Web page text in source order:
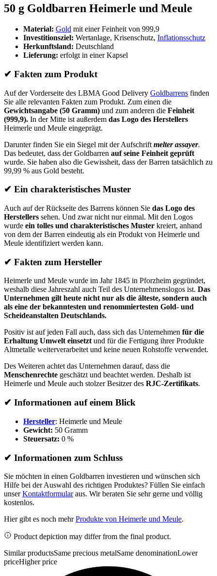
50 g Goldbarren Heimerle und Meule
Material: Gold mit einer Feinheit von 999,9
Investitionsziel: Wertanlage, Krisenschutz, Inflationsschutz
Herkunftsland: Deutschland
Lieferung: erfolgt in einer Kapsel
✔ Fakten zum Produkt
Auf der Vorderseite des LBMA Good Delivery Goldbarrens finden
Sie alle relevanten Fakten zum Produkt. Zum einen die
Gewichtsangabe (50 Gramm) und zum anderen die Feinheit
(999,9). In der Mitte ist außerdem das Logo des Herstellers
Heimerle und Meule eingeprägt.
Darunter finden Sie ein Siegel mit der Aufschrift melter assayer.
Das bedeutet, dass der Goldbarren auf seine Feinheit geprüft
wurde. Sie haben also die Gewissheit, dass der Barren tatsächlich zu
99,99 % aus Gold besteht.
✔ Ein charakteristisches Muster
Auch auf der Rückseite des Barrens können Sie das Logo des
Herstellers sehen. Und zwar nicht nur einmal. Mit den Logos
wurde ein tolles und charakteristisches Muster kreiert, anhand
von dem der Barren eindeutig als ein Produkt von Heimerle und
Meule identifiziert werden kann.
✔ Fakten zum Hersteller
Heimerle und Meule wurde im Jahr 1845 in Pforzheim gegründet,
weshalb diese Jahreszahl auch Teil des Unternehmenslogos ist. Das
Unternehmen gilt heute nicht nur als die älteste, sondern auch
als eine der bekanntesten und renommiertesten Gold- und
Scheideanstalten Deutschlands.
Positiv ist auf jeden Fall auch, dass sich das Unternehmen für die
Erhaltung Umwelt einsetztund für die Fertigung ihrer Produkte
Altmetalle weiterverarbeitet und keine neuen Rohstoffe verwendet.
Des Weiteren achtet das Unternehmen darauf, dass die
Menschenrechte geschätzt und beachtet werden. Deshalb ist
Heimerle und Meule auch stolzer Besitzer des RJC-Zertifikats.
✔ Informationen auf einem Blick
Hersteller: Heimerle und Meule
Gewicht: 50 Gramm
Steuersatz: 0 %
✔ Informationen zum Schluss
Sie möchten in einen Goldbarren investieren und wünschen sich
Hilfe bei der Auswahl des richtigen Produktes? Füllen Sie einfach
unserKontaktformularaus. Wir beraten Sie sehr gerne und völlig
kostenlos.
Hier gibt es noch mehrProdukte von Heimerle und Meule.
Product depiction may differ from the final product.
Similar productsSame precious metalSame denominationLower
priceHigher price